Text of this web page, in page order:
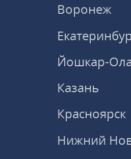
Воронеж
Йошкар-
Казань
Красноярск
Нижний